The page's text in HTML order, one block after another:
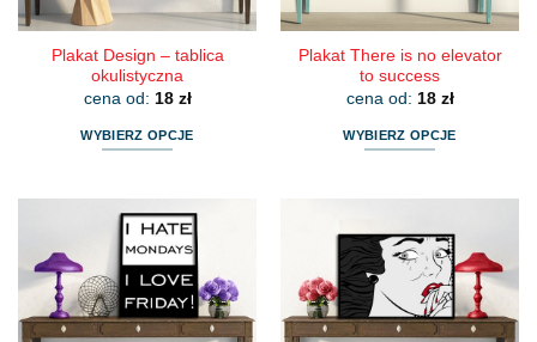
Plakat Design – tablica
okulistyczna
cena od: 18 zł
WYBIERZ OPCJE
ma
wiele
wariantów.
Opcje
można
Plakat There is no elevator
to success
cena od: 18 zł
WYBIERZ OPCJE
wiele
wariantów.
Opcje
można